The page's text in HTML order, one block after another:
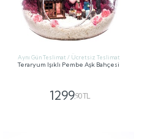
Aynı Gün Teslimat / Ücretsiz Teslimat
Teraryum Işıklı Pembe Aşk Bahçesi
1299,90 TL